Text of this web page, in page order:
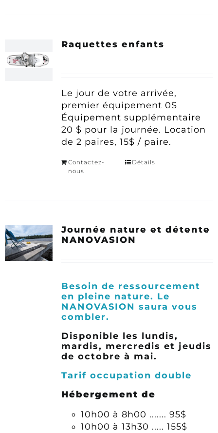
Raquettes enfants
Le jour de votre arrivée,
premier équipement 0$
Équipement supplémentaire
20 $ pour la journée. Location
de 2 paires, 15$ / paire.
Contactez-
nous
Détails
Journée nature et détente
NANOVASION
Besoin de ressourcement
en pleine nature. Le
NANOVASION saura vous
combler.
Disponible les lundis,
mardis, mercredis et jeudis
de octobre à mai.
Tarif occupation double
Hébergement de
10h00 à 8h00 ....... 95$
10h00 à 13h30 ..... 155$